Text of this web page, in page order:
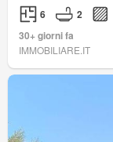
6 2
30+ giorni fa
IMMOBILIARE.IT